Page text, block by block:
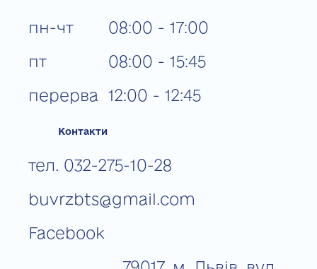
пн-чт
пт
перерва
08:00 - 17:00
08:00 - 15:45
12:00 - 12:45
Контакти
тел. 032-275-10-28
buvrzbts@gmail.com
Facebook